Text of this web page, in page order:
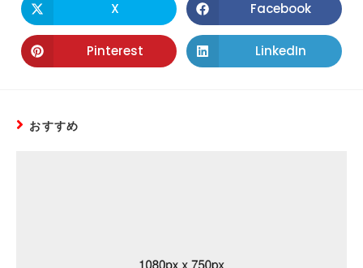
X Facebook
Pinterest LinkedIn
おすすめ